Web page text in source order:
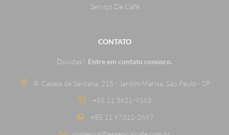
Serviço De Café
CONTATO
Dúvidas? Entre em contato conosco.
R. Capela de Santana, 215 - Jardim Marisa, São Paulo - SP
+55 11 3621-9163
+55 11 97311-2697